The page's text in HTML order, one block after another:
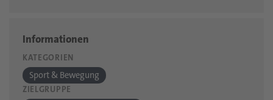
Informationen
KATEGORIEN
Sport & Bewegung
ZIELGRUPPE